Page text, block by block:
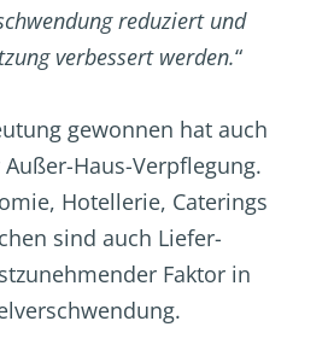
reduziert und
verbessert werden.“
gewonnen hat auch
Haus-Verpflegung.
Hotellerie, Caterings
sind auch Liefer-
Faktor in